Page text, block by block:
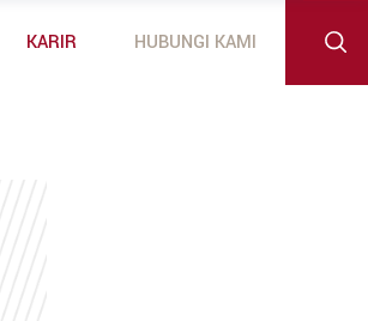
KARIR
HUBUNGI KAMI